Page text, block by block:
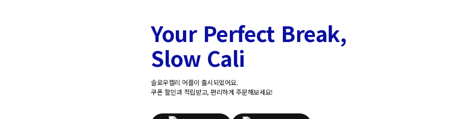
Your Perfect Break,
Slow Cali
슬로우캘리 어플이 출시되었어요.
쿠폰 할인과 적립받고, 편리하게 주문해보세요!